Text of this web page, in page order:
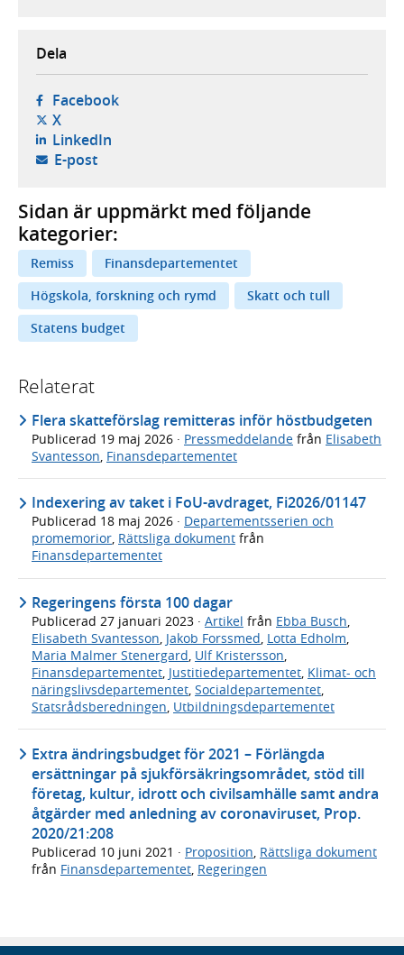
Dela
Facebook- öppnas i ny flik, extern webbplats,
X- öppnas i ny flik, extern webbplats,
LinkedIn- öppnas i ny flik, extern webbplats,
E-post- öppnar din e-postklient,
Sidan är uppmärkt med följande
kategorier:
Remiss
Finansdepartementet
Högskola, forskning och rymd
Skatt och tull
Statens budget
Relaterat
Flera skatteförslag remitteras inför höstbudgeten
Publicerad 19 maj 2026 · Pressmeddelande från Elisabeth
Svantesson Finansdepartementet
Indexering av taket i FoU-avdraget, Fi2026/01147
Publicerad 18 maj 2026 · Departementsserien och
promemorior, Rättsliga dokument från
Finansdepartementet
Regeringens första 100 dagar
Publicerad 27 januari 2023 · Artikel från Ebba Busch,
Elisabeth Svantesson, Jakob Forssmed, Lotta Edholm,
Maria Malmer Stenergard, Ulf Kristersson,
Finansdepartementet, Justitiedepartementet, Klimat- och
näringslivsdepartementet, Socialdepartementet,
Statsrådsberedningen, Utbildningsdepartementet
Extra ändringsbudget för 2021 – Förlängda
ersättningar på sjukförsäkringsområdet, stöd till
företag, kultur, idrott och civilsamhälle samt andra
åtgärder med anledning av coronaviruset, Prop.
2020/21:208
Publicerad 10 juni 2021 · Proposition Rättsliga dokument
från Finansdepartementet Regeringen